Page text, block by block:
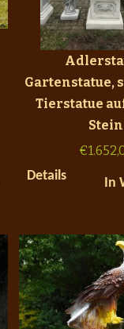
Gartenstatue,
Tierstatue
Stein
€
Details
In